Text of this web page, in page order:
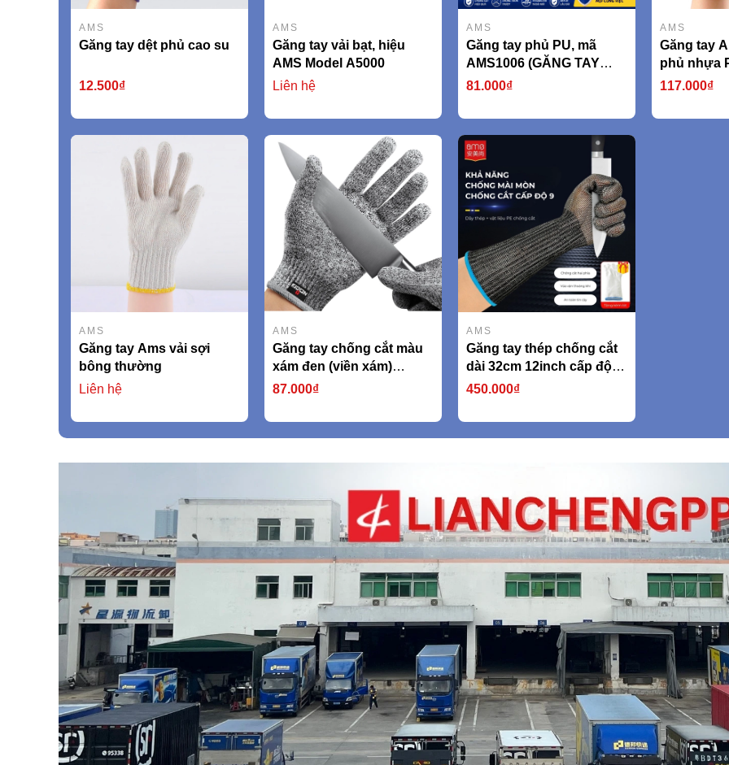
AMS
Găng tay dệt phủ cao su
12.500₫
AMS
Găng tay vải bạt, hiệu
AMS Model A5000
Liên hệ
AMS
Găng tay phủ PU, mã
AMS1006 (GĂNG TAY
CHỐNG CẮT CẤP ĐỘ 5
khi làm việc, lao động,
thao tác chuẩn xác
AMS1006)
81.000₫
AMS
Găng tay
phủ nhựa
kiểu hạt
117.000₫
AMS
Găng tay Ams vải sợi
bông thường
Liên hệ
AMS
Găng tay chống cắt màu
xám đen (viền xám)
AMSCR379 EN 388
87.000₫
AMS
Găng tay thép chống cắt
dài 32cm 12inch cấp độ 5
model AMS532F (AMS,
nylon trắng, 1 cái)
450.000₫